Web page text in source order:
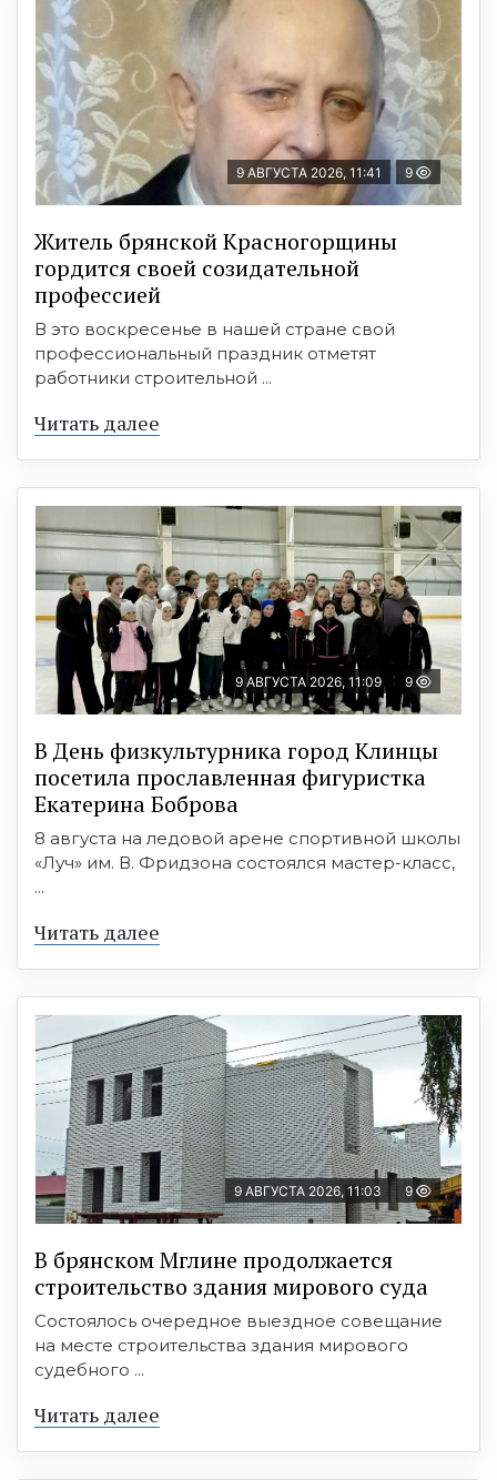
9 АВГУСТА 2026, 11:41 9
Житель брянской Красногорщины
гордится своей созидательной
профессией
В это воскресенье в нашей стране свой
профессиональный праздник отметят
работники строительной ...
Читать далее
9 АВГУСТА 2026, 11:09 9
В День физкультурника город Клинцы
посетила прославленная фигуристка
Екатерина Боброва
8 августа на ледовой арене спортивной школы
«Луч» им. В. Фридзона состоялся мастер-класс,
...
Читать далее
9 АВГУСТА 2026, 11:03 9
В брянском Мглине продолжается
строительство здания мирового суда
Состоялось очередное выездное совещание
на месте строительства здания мирового
судебного ...
Читать далее